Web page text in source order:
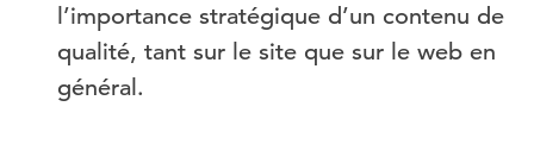
l’importance stratégique d’un contenu de
qualité, tant sur le site que sur le web en
général.